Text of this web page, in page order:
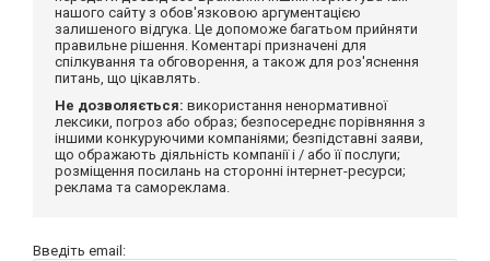
нашого сайту з обов'язковою аргументацією
залишеного відгука. Це допоможе багатьом прийняти
правильне рішення. Коментарі призначені для
спілкування та обговорення, а також для роз'яснення
питань, що цікавлять.
Не дозволяється: використання ненормативної
лексики, погроз або образ; безпосереднє порівняння з
іншими конкуруючими компаніями; безпідставні заяви,
що ображають діяльність компанії і / або її послуги;
розміщення посилань на сторонні інтернет-ресурси;
реклама та самореклама.
Введіть email: